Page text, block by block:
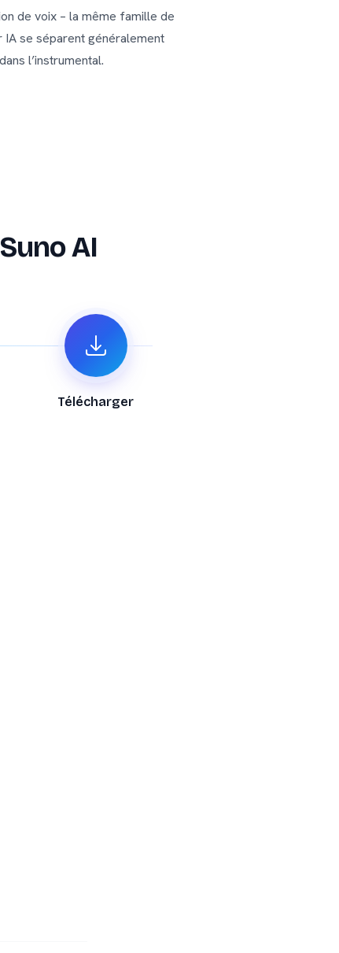
de voix – la même famille de
se séparent généralement
l’instrumental.
AI
Télécharger